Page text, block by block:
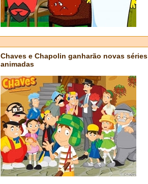
Chaves e Chapolin ganharão novas séries
animadas